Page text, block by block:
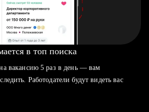
в топ поиска
вакансию 5 раз в день — вам
Работодатели будут видеть вас